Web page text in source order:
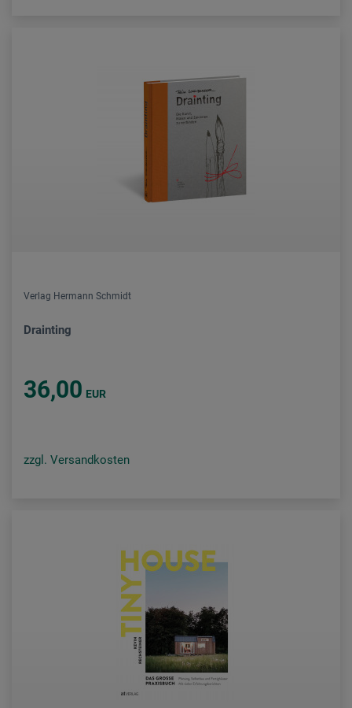
Verlag Hermann Schmidt
Drainting
36,00 EUR
zzgl. Versandkosten